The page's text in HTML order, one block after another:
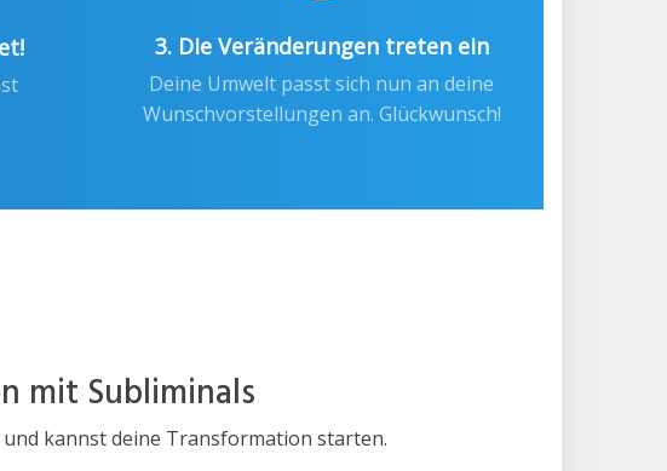
3. Die Veränderungen treten ein
Deine Umwelt passt sich nun an deine
Wunschvorstellungen an. Glückwunsch!
mit Subliminals
kannst deine Transformation starten.